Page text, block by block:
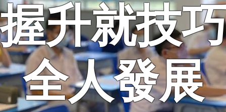
升就技
​全人發展